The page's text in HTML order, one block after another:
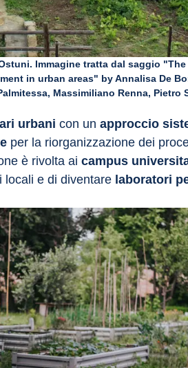
Immagine tratta dal saggio
in urban areas" by Annalisa De
Massimiliano Renna, Pietro
urbani con un approccio
per la riorganizzazione dei
è rivolta ai campus
locali e di diventare laboratori